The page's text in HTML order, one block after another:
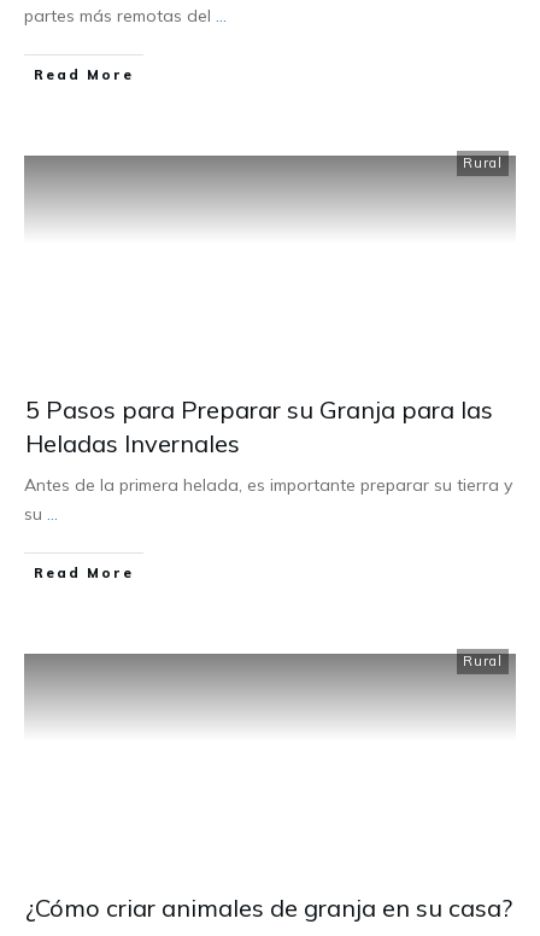
partes más remotas del ...
Read More
Rural
5 Pasos para Preparar su Granja para las
Heladas Invernales
Antes de la primera helada, es importante preparar su tierra y
su ...
Read More
Rural
¿Cómo criar animales de granja en su casa?